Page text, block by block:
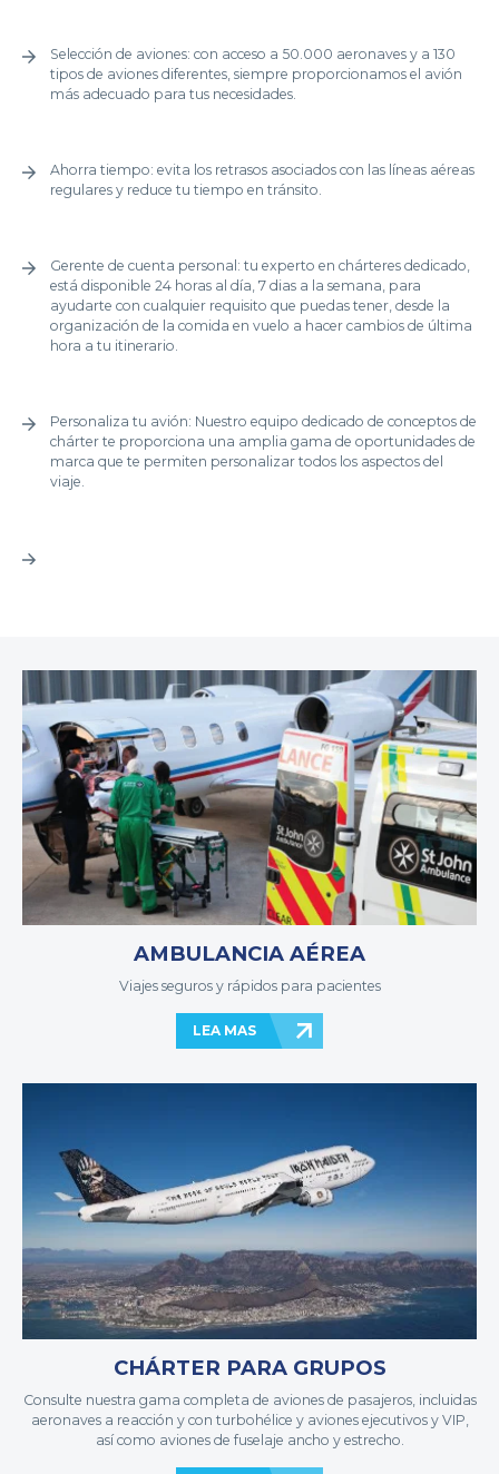
Selección de aviones: con acceso a 50.000 aeronaves y a 130
tipos de aviones diferentes, siempre proporcionamos el avión
más adecuado para tus necesidades.
Ahorra tiempo: evita los retrasos asociados con las líneas aéreas
regulares y reduce tu tiempo en tránsito.
Gerente de cuenta personal: tu experto en chárteres dedicado,
está disponible 24 horas al día, 7 dias a la semana, para
ayudarte con cualquier requisito que puedas tener, desde la
organización de la comida en vuelo a hacer cambios de última
hora a tu itinerario.
Personaliza tu avión: Nuestro equipo dedicado de conceptos de
chárter te proporciona una amplia gama de oportunidades de
marca que te permiten personalizar todos los aspectos del
viaje.
AMBULANCIA AÉREA
Viajes seguros y rápidos para pacientes
LEA MAS
CHÁRTER PARA GRUPOS
Consulte nuestra gama completa de aviones de pasajeros, incluidas
aeronaves a reacción y con turbohélice y aviones ejecutivos y VIP,
así como aviones de fuselaje ancho y estrecho.